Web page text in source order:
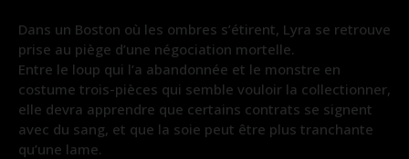
Dans un Boston où les ombres s’étirent, Lyra se retrouve
prise au piège d’une négociation mortelle.
Entre le loup qui l’a abandonnée et le monstre en
costume trois-pièces qui semble vouloir la collectionner,
elle devra apprendre que certains contrats se signent
avec du sang, et que la soie peut être plus tranchante
qu’une lame.